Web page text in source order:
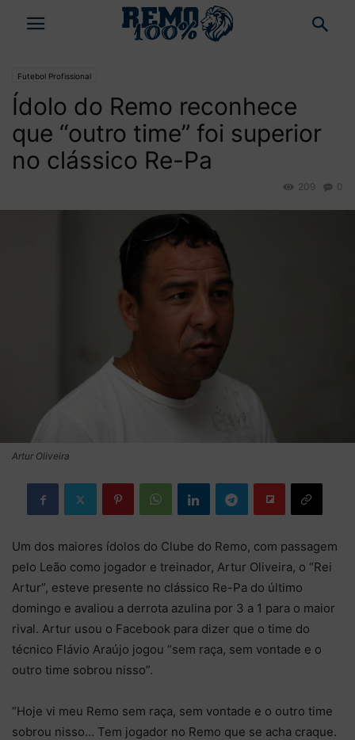
Futebol Profissional
Ídolo do Remo reconhece
que “outro time” foi superior
no clássico Re-Pa
0
209
Artur Oliveira
Um dos maiores ídolos do Clube do Remo, com passagem
pelo Leão como jogador e treinador, Artur Oliveira, o “Rei
Artur”, esteve presente no clássico Re-Pa do último
domingo e avaliou a derrota azulina por 3 a 1 para o maior
rival. Artur usou o Facebook para dizer que o time do
técnico Flávio Araújo jogou “sem raça, sem vontade e o
outro time sobrou nisso”.
“Hoje vi meu Remo sem raça, sem vontade e o outro time
sobrou nisso… Tem jogador no Remo que se acha craque.